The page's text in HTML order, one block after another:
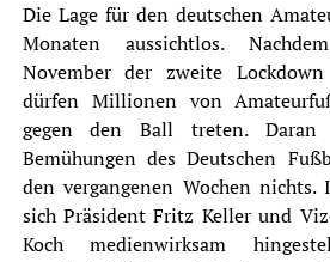
Die Lage für den deutschen
Monaten aussichtlos.
November der zweite Lockdown
dürfen Millionen von
gegen den Ball treten. Daran
Bemühungen des Deutschen
den vergangenen Wochen
sich Präsident Fritz Keller und
Koch medienwirksam